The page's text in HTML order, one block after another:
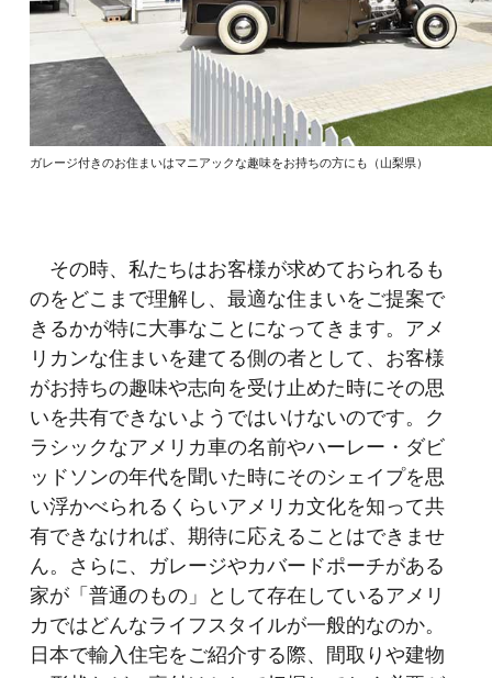
ガレージ付きのお住まいはマニアックな趣味をお持ちの方にも（山梨県）
その時、私たちはお客様が求めておられるも
のをどこまで理解し、最適な住まいをご提案で
きるかが特に大事なことになってきます。アメ
リカンな住まいを建てる側の者として、お客様
がお持ちの趣味や志向を受け止めた時にその思
いを共有できないようではいけないのです。ク
ラシックなアメリカ車の名前やハーレー・ダビ
ッドソンの年代を聞いた時にそのシェイプを思
い浮かべられるくらいアメリカ文化を知って共
有できなければ、期待に応えることはできませ
ん。さらに、ガレージやカバードポーチがある
家が「普通のもの」として存在しているアメリ
カではどんなライフスタイルが一般的なのか。
日本で輸入住宅をご紹介する際、間取りや建物